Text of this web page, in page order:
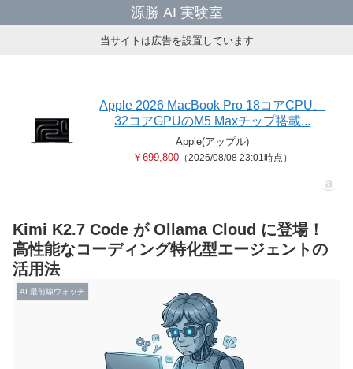
源勝 AI 実験室
当サイトは広告を設置しています
Apple 2026 MacBook Pro 18コアCPU、
32コアGPUのM5 Maxチップ搭載...
Apple(アップル)
￥699,800 （2026/08/08 23:01時点）
Kimi K2.7 Code が Ollama Cloud に登場！
高性能なコーディング特化型エージェントの
活用法
AI 最前線ウォッチ